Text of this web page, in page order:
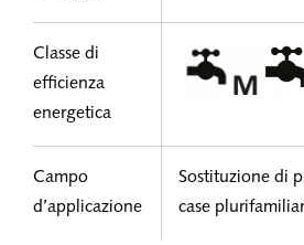
Classe di
efficienza
energetica
Campo
d’applicazione
Sostituzione di
case